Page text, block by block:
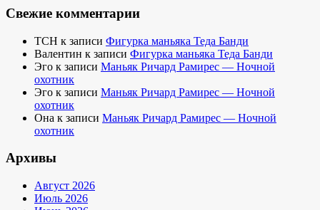
Свежие комментарии
TCH к записи Фигурка маньяка Теда Банди
Валентин к записи Фигурка маньяка Теда Банди
Эго к записи Маньяк Ричард Рамирес — Ночной
охотник
Эго к записи Маньяк Ричард Рамирес — Ночной
охотник
Она к записи Маньяк Ричард Рамирес — Ночной
охотник
Архивы
Август 2026
Июль 2026